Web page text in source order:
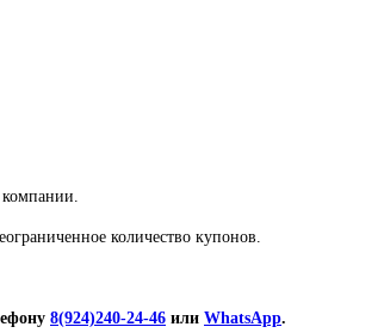
количество купонов.
8(924)240-24-46 или WhatsApp.